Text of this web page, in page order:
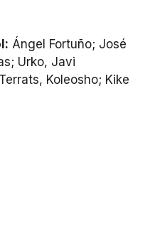
Ángel Fortuño; José
Urko, Javi
Koleosho; Kike